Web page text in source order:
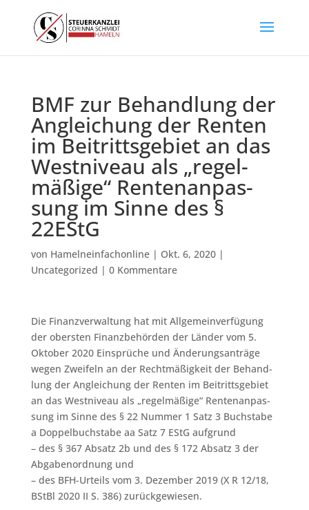
BMF zur Be­hand­lung der
An­glei­chung der Ren­ten
im Bei­tritts­ge­biet an das
West­ni­veau als „re­gel­
mä­ßi­ge“ Ren­tenan­pas­
sung im Sin­ne des §
22EStG
von Hamelneinfachonline| Okt. 6, 2020|
Uncategorized | 0 Kommentare
Die Finanzverwaltung hat mit All­ge­mein­ver­fü­gung
der obers­ten Fi­nanz­be­hör­den der Län­der vom 5.
Oktober 2020 Ein­sprü­che und Än­de­rungs­an­trä­ge
we­gen Zwei­feln an der Recht­mä­ßig­keit der Be­hand­
lung der An­glei­chung der Ren­ten im Bei­tritts­ge­biet
an das West­ni­veau als „re­gel­mä­ßi­ge“ Ren­tenan­pas­
sung im Sin­ne des § 22 Num­mer 1 Satz 3 Buch­sta­be
a Dop­pel­buch­sta­be aa Satz 7 EStG aufgrund
– des § 367 Absatz 2b und des § 172 Absatz 3 der
Abgabenordnung und
– des BFH-Urteils vom 3. Dezember 2019 (X R 12/18,
BStBl 2020 II S. 386) zurückgewiesen.